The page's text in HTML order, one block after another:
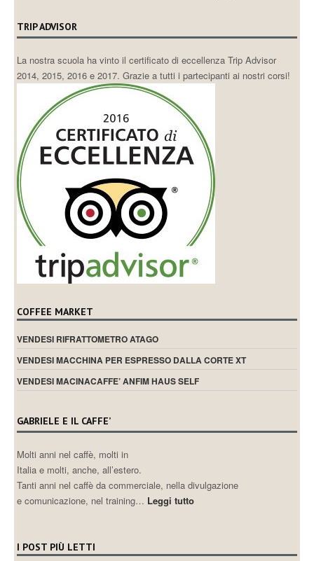
TRIP ADVISOR
La nostra scuola ha vinto il certificato di eccellenza Trip Advisor
2014, 2015, 2016 e 2017. Grazie a tutti i partecipanti ai nostri corsi!
COFFEE MARKET
VENDESI RIFRATTOMETRO ATAGO
VENDESI MACCHINA PER ESPRESSO DALLA CORTE XT
VENDESI MACINACAFFE’ ANFIM HAUS SELF
GABRIELE E IL CAFFE’
Molti anni nel caffè, molti in
Italia e molti, anche, all’estero.
Tanti anni nel caffè da commerciale, nella divulgazione
e comunicazione, nel training… Leggi tutto
I POST PIÙ LETTI